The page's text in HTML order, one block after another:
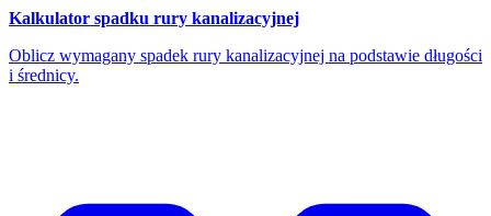
Kalkulator spadku rury kanalizacyjnej
Oblicz wymagany spadek rury kanalizacyjnej na podstawie długości
i średnicy.